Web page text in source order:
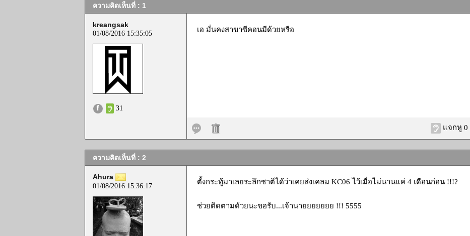
ความคิดเห็นที่ : 1
kreangsak
01/08/2016 15:35:05
31
เอ มั่นคงสาขาซีคอนมีด้วยหรือ
แจกหู 0
ความคิดเห็นที่ : 2
Ahura
01/08/2016 15:36:17
ตั้งกระทู้มาเลยระลึกชาติได้ว่าเคยส่งเคลม KC06 ไว้เมื่อไม่นานแค่ 4 เดือนก่อน !!!?
ช่วยติดตามด้วยนะขอรับ...เจ้านายยยยยยย !!! 5555